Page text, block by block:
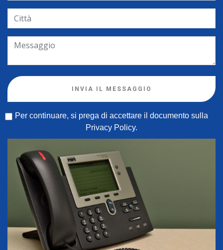
INVIA IL MESSAGGIO
Per continuare, si prega di accettare il documento sulla
Privacy Policy.